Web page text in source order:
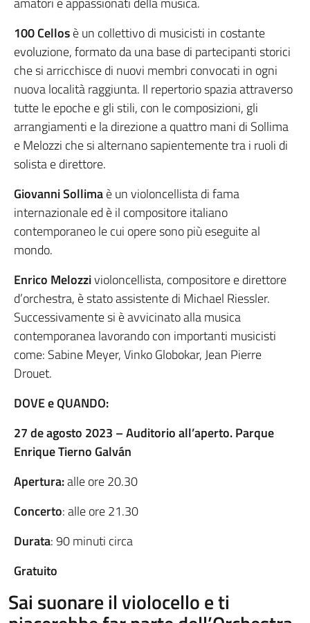
100 Cellosè un collettivo di musicisti in costante
evoluzione, formato da una base di partecipanti storici
che si arricchisce di nuovi membri convocati in ogni
nuova località raggiunta. Il repertorio spazia attraverso
tutte le epoche e gli stili, con le composizioni, gli
arrangiamenti e la direzione a quattro mani di Sollima
e Melozzi che si alternano sapientemente tra i ruoli di
solista e direttore.
Giovanni Sollimaè un violoncellista di fama
internazionale ed è il compositore italiano
contemporaneo le cui opere sono più eseguite al
mondo.
Enrico Melozzivioloncellista, compositore e direttore
d’orchestra, è stato assistente di Michael Riessler.
Successivamente si è avvicinato alla musica
contemporanea lavorando con importanti musicisti
come: Sabine Meyer, Vinko Globokar, Jean Pierre
Drouet.
DOVE e QUANDO:
27 de agosto 2023 – Auditorio all’aperto. Parque
Enrique Tierno Galván
Apertura:alle ore 20.30
Concerto: alle ore 21.30
Durata: 90 minuti circa
Gratuito
Sai suonare il violocello e ti